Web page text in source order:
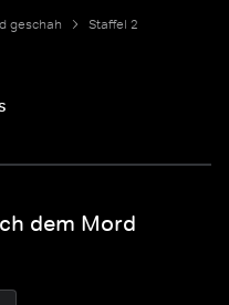
geschah
Staffel 2
dem Mord